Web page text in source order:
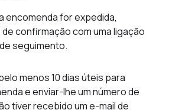
encomenda for expedida,
confirmação com uma ligação
seguimento.
menos 10 dias úteis para
e enviar-lhe um número de
tiver recebido um e-mail de